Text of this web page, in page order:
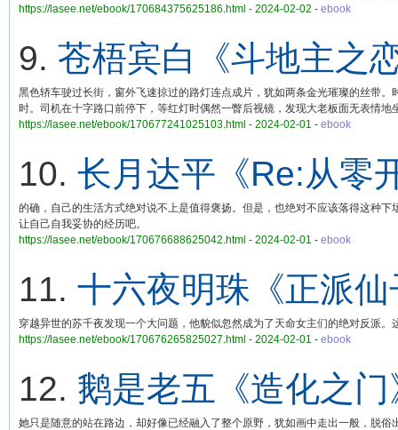
https://lasee.net/ebook/170684375625186.html - 2024-02-02 - ebook
9. 苍梧宾白《斗地主之
黑色轿车驶过长街，窗外飞速掠过的路灯连点成片，犹如两条金光璀璨的丝带
时。司机在十字路口前停下，等红灯时偶然一瞥后视镜，发现大老板面无表情
https://lasee.net/ebook/170677241025103.html - 2024-02-01 - ebook
10. 长月达平《Re:从零
的确，自己的生活方式绝对说不上是值得褒扬。但是，也绝对不应该落得这种
让自己自我妥协的经历吧。
https://lasee.net/ebook/170676688625042.html - 2024-02-01 - ebook
11. 十六夜明珠《正派
穿越异世的苏千夜发现一个大问题，他貌似忽然成为了天命女主们的绝对反派
https://lasee.net/ebook/170676265825027.html - 2024-02-01 - ebook
12. 鹅是老五《造化之门
她只是随意的站在路边，却好像已经融入了整个原野，犹如画中走出一般，脱